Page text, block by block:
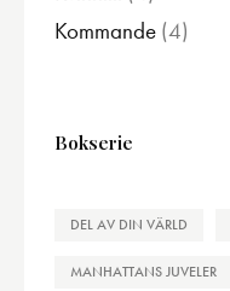
produkter
Kommande 44
Bokserie
DEL AV DIN VÄRLD
MANHATTANS JUVELER